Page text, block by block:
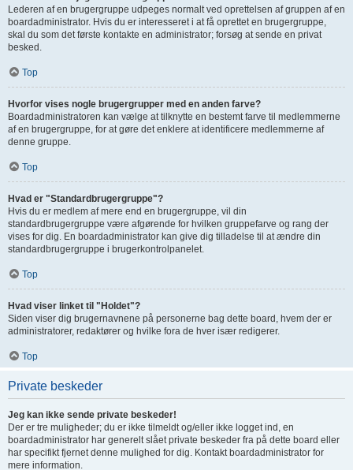
Lederen af en brugergruppe udpeges normalt ved oprettelsen af gruppen af en
boardadministrator. Hvis du er interesseret i at få oprettet en brugergruppe,
skal du som det første kontakte en administrator; forsøg at sende en privat
besked.
Top
Hvorfor vises nogle brugergrupper med en anden farve?
Boardadministratoren kan vælge at tilknytte en bestemt farve til medlemmerne
af en brugergruppe, for at gøre det enklere at identificere medlemmerne af
denne gruppe.
Top
Hvad er "Standardbrugergruppe"?
Hvis du er medlem af mere end en brugergruppe, vil din
standardbrugergruppe være afgørende for hvilken gruppefarve og rang der
vises for dig. En boardadministrator kan give dig tilladelse til at ændre din
standardbrugergruppe i brugerkontrolpanelet.
Top
Hvad viser linket til "Holdet"?
Siden viser dig brugernavnene på personerne bag dette board, hvem der er
administratorer, redaktører og hvilke fora de hver især redigerer.
Top
Private beskeder
Jeg kan ikke sende private beskeder!
Der er tre muligheder; du er ikke tilmeldt og/eller ikke logget ind, en
boardadministrator har generelt slået private beskeder fra på dette board eller
har specifikt fjernet denne mulighed for dig. Kontakt boardadministrator for
mere information.